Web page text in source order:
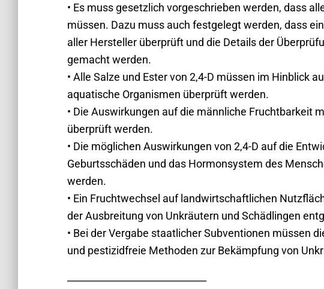
• Es muss gesetzlich vorgeschrieben werden, dass
müssen. Dazu muss auch festgelegt werden, dass
aller Hersteller überprüft und die Details der
gemacht werden.
• Alle Salze und Ester von 2,4-D müssen im Hinblick
aquatische Organismen überprüft werden.
• Die Auswirkungen auf die männliche Fruchtbarkeit
überprüft werden.
• Die möglichen Auswirkungen von 2,4-D auf die
Geburtsschäden und das Hormonsystem des
werden.
• Ein Fruchtwechsel auf landwirtschaftlichen
der Ausbreitung von Unkräutern und Schädlingen
• Bei der Vergabe staatlicher Subventionen müssen
und pestizidfreie Methoden zur Bekämpfung von